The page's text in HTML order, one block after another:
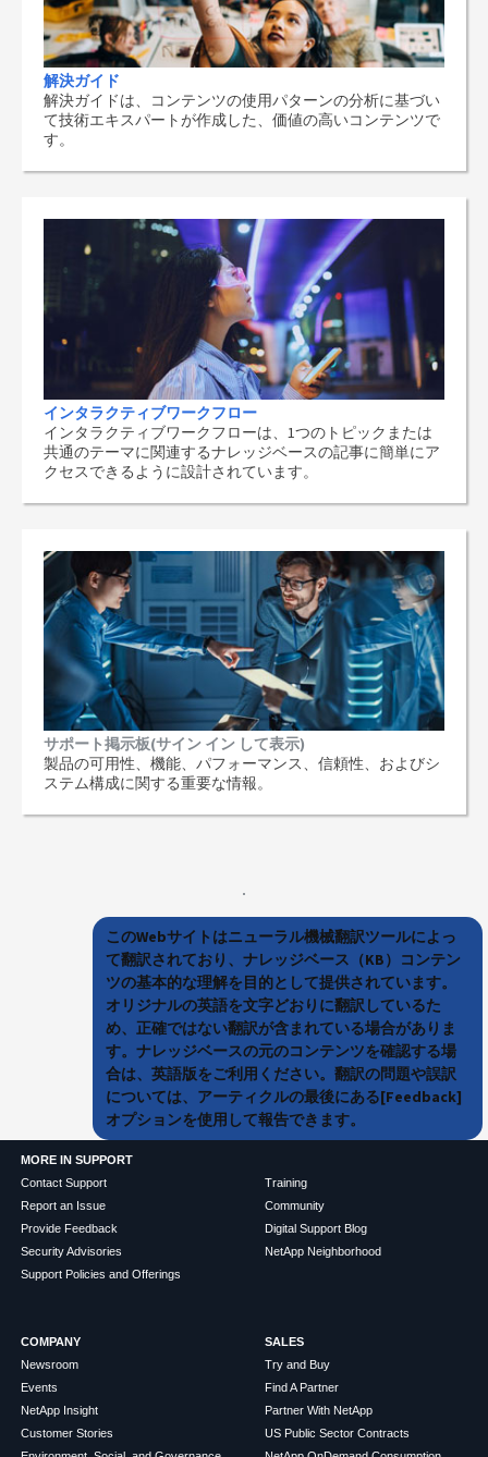
解決ガイド
解決ガイドは、コンテンツの使用パターンの分析に基づい
て技術エキスパートが作成した、価値の高いコンテンツで
す。
インタラクティブワークフロー
インタラクティブワークフローは、1つのトピックまたは
共通のテーマに関連するナレッジベースの記事に簡単にア
クセスできるように設計されています。
サポート掲示板(サイン イン して表示)
製品の可用性、機能、パフォーマンス、信頼性、およびシ
ステム構成に関する重要な情報。
このWebサイトはニューラル機械翻訳ツールによっ
て翻訳されており、ナレッジベース（KB）コンテン
ツの基本的な理解を目的として提供されています。
オリジナルの英語を文字どおりに翻訳しているた
め、正確ではない翻訳が含まれている場合がありま
す。ナレッジベースの元のコンテンツを確認する場
合は、英語版をご利用ください。翻訳の問題や誤訳
については、アーティクルの最後にある[Feedback]
オプションを使用して報告できます。
MORE IN SUPPORT
Contact Support
Report an Issue
Provide Feedback
Security Advisories
Support Policies and Offerings
Training
Community
Digital Support Blog
NetApp Neighborhood
COMPANY
Newsroom
Events
NetApp Insight
Customer Stories
SALES
Try and Buy
Find A Partner
Partner With NetApp
US Public Sector Contracts